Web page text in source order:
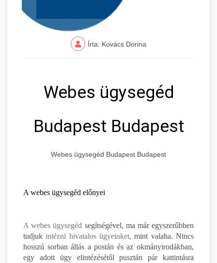
Írta: Kovács Dorina
Webes ügysegéd
Budapest Budapest
Webes ügysegéd Budapest Budapest
A webes ügysegéd előnyei
A webes ügysegéd segítségével, ma már egyszerűbben
tudjuk intézni hivatalos ügyeinket, mint valaha. Nincs
hosszú sorban állás a postán és az okmányirodákban,
egy adott ügy elintézésétől pusztán pár kattintásra